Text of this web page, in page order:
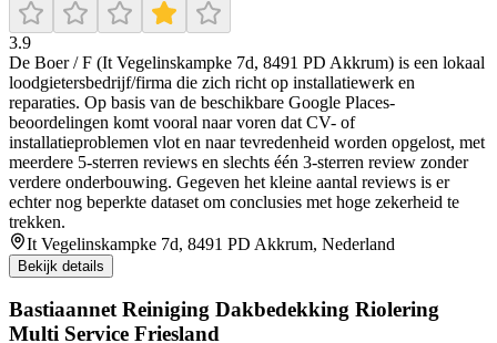
3.9
De Boer / F (It Vegelinskampke 7d, 8491 PD Akkrum) is een lokaal
loodgietersbedrijf/firma die zich richt op installatiewerk en
reparaties. Op basis van de beschikbare Google Places-
beoordelingen komt vooral naar voren dat CV- of
installatieproblemen vlot en naar tevredenheid worden opgelost, met
meerdere 5-sterren reviews en slechts één 3-sterren review zonder
verdere onderbouwing. Gegeven het kleine aantal reviews is er
echter nog beperkte dataset om conclusies met hoge zekerheid te
trekken.
It Vegelinskampke 7d, 8491 PD Akkrum, Nederland
Bekijk details
Bastiaannet Reiniging Dakbedekking Riolering
Multi Service Friesland